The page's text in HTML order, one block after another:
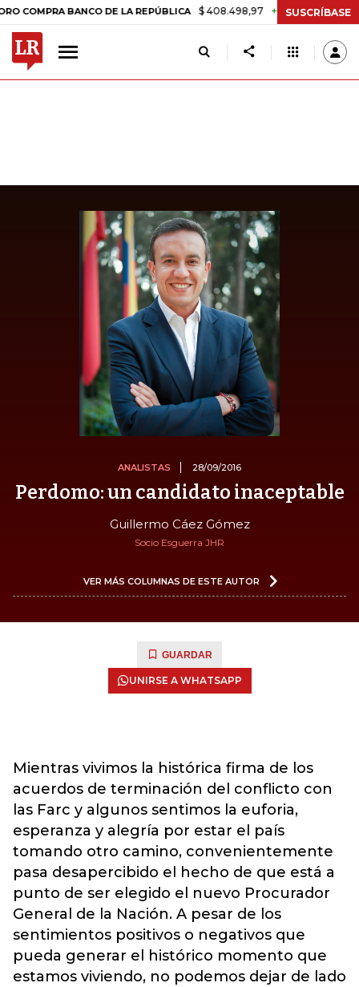
BANCO DE LA REPÚBLICA $ 408.498,97 +$ 8.753,81 +2,19%
SUSCRÍBASE
ANALISTAS 28/09/2016
Perdomo: un candidato inaceptable
Guillermo Cáez Gómez
Socio Esguerra JHR
VER MÁS COLUMNAS DE ESTE AUTOR
GUARDAR
UNIRSE A WHATSAPP
Mientras vivimos la histórica firma de los
acuerdos de terminación del conflicto con
las Farc y algunos sentimos la euforia,
esperanza y alegría por estar el país
tomando otro camino, convenientemente
pasa desapercibido el hecho de que está a
punto de ser elegido el nuevo Procurador
General de la Nación. A pesar de los
sentimientos positivos o negativos que
pueda generar el histórico momento que
estamos viviendo, no podemos dejar de lado